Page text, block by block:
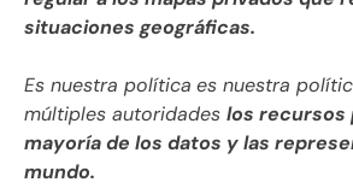
situaciones geográficas.
Es nuestra política es nuestra
múltiples autoridades los recursos
mayoría de los datos y las
mundo.